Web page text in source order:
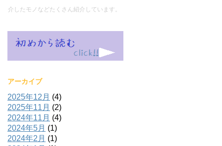
介したモノなどたくさん紹介しています。
アーカイブ
2025年12月 (4)
2025年11月 (2)
2024年11月 (4)
2024年5月 (1)
2024年2月 (1)